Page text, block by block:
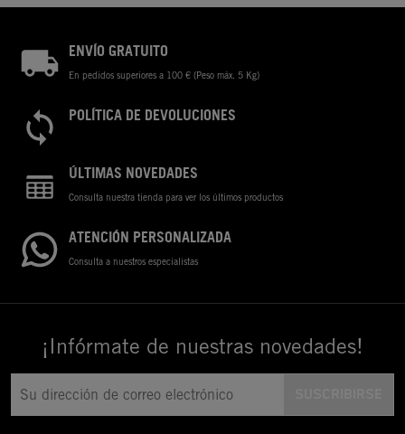
ENVÍO GRATUITO
En pedidos superiores a 100 € (Peso máx. 5 Kg)
POLÍTICA DE DEVOLUCIONES
ÚLTIMAS NOVEDADES
Consulta nuestra tienda para ver los últimos productos
ATENCIÓN PERSONALIZADA
Consulta a nuestros especialistas
¡Infórmate de nuestras novedades!